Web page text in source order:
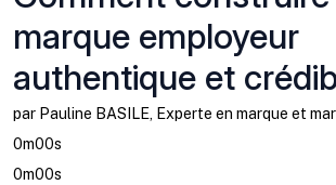
marque employeur
authentique et
par Pauline BASILE, Experte en marque et
0m00s
0m00s